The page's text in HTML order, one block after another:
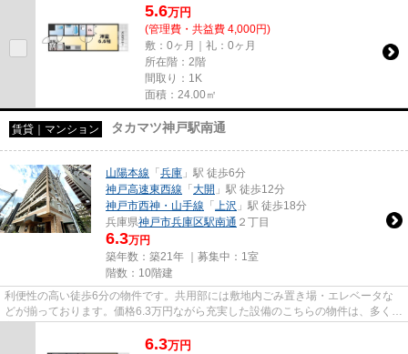
5.6万円
(管理費・共益費 4,000円)
敷：0ヶ月｜礼：0ヶ月
所在階：2階
間取り：1K
面積：24.00㎡
賃貸｜マンション タカマツ神戸駅南通
山陽本線 「 兵庫 」駅 徒歩6分
神戸高速東西線 「 大開 」駅 徒歩12分
神戸市西神・山手線 「 上沢 」駅 徒歩18分
兵庫県神戸市兵庫区駅南通 ２丁目
6.3万円
築年数：築21年 ｜募集中： 1室
階数：10階建
利便性の高い徒歩6分の物件です。共用部には敷地内ごみ置き場・エレベータな
どが揃っております。価格6.3万円ながら充実した設備のこちらの物件は、多くの
6.3万円